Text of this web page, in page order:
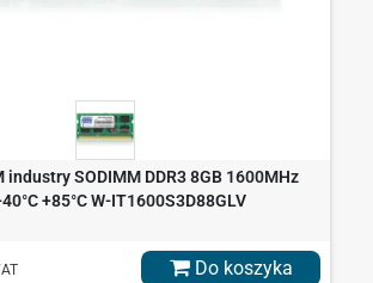
industry SODIMM DDR3 8GB 1600MHz
+85°C W-IT1600S3D88GLV
Do koszyka